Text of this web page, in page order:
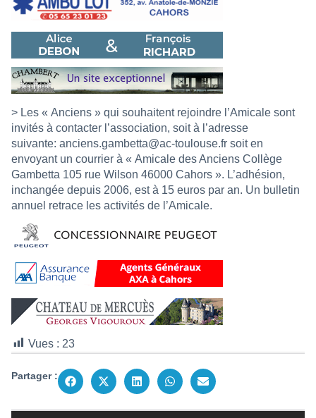
> Les « Anciens » qui souhaitent rejoindre l’Amicale sont
invités à contacter l’association, soit à l’adresse
suivante: anciens.gambetta@ac-toulouse.fr soit en
envoyant un courrier à « Amicale des Anciens Collège
Gambetta 105 rue Wilson 46000 Cahors ». L’adhésion,
inchangée depuis 2006, est à 15 euros par an. Un bulletin
annuel retrace les activités de l’Amicale.
Vues : 23
Partager :